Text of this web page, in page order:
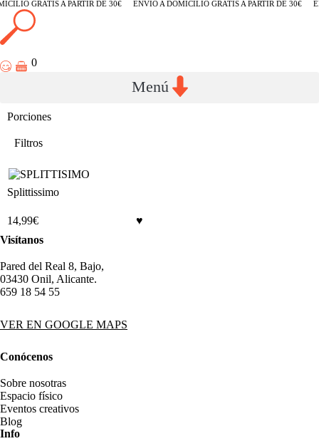
GRATIS A PARTIR DE 30€ ENVÍO A DOMICILIO GRATIS A PARTIR DE 30€
0
Porciones
Filtros
Splittissimo
14,99€
Visítanos
Pared del Real 8, Bajo,
03430 Onil, Alicante.
659 18 54 55
VER EN GOOGLE MAPS
Conócenos
Sobre nosotras
Espacio físico
Eventos creativos
Blog
Info